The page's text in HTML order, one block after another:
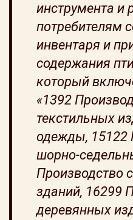
инструмента и
потребителям
инвентаря и
содержания
который
«1392
текстильных
одежды, 15122
шорно-
Производство
зданий, 16299
деревянных